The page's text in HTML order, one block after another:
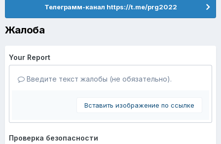
Телеграмм-канал https://t.me/prg2022
Жалоба
Your Report
Введите текст жалобы (не обязательно).
Вставить изображение по ссылке
Проверка безопасности